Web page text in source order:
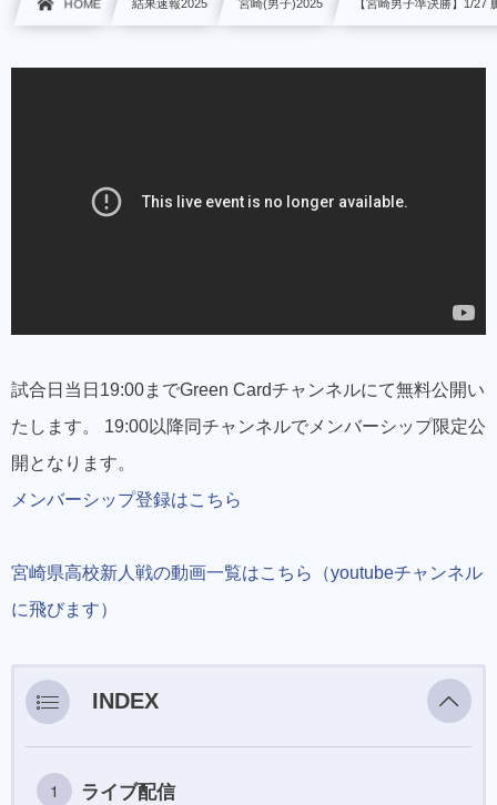
HOME 結果速報2025 宮崎(男子)2025 【宮崎男子準決勝】1/27
試合日当日19:00までGreen Cardチャンネルにて無料公開い
たします。 19:00以降同チャンネルでメンバーシップ限定公
開となります。
メンバーシップ登録はこちら
宮崎県高校新人戦の動画一覧はこちら（youtubeチャンネル
に飛びます）
INDEX
ライブ配信